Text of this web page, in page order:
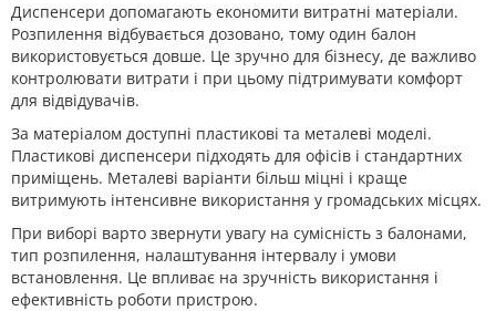
Диспенсери допомагають економити витратні матеріали.
Розпилення відбувається дозовано, тому один балон
використовується довше. Це зручно для бізнесу, де важливо
контролювати витрати і при цьому підтримувати комфорт
для відвідувачів.
За матеріалом доступні пластикові та металеві моделі.
Пластикові диспенсери підходять для офісів і стандартних
приміщень. Металеві варіанти більш міцні і краще
витримують інтенсивне використання у громадських місцях.
При виборі варто звернути увагу на сумісність з балонами,
тип розпилення, налаштування інтервалу і умови
встановлення. Це впливає на зручність використання і
ефективність роботи пристрою.